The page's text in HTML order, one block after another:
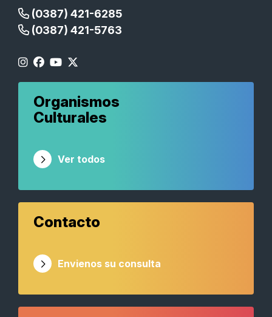
(0387) 421-6285
(0387) 421-5763
Organismos
Culturales
Ver todos
Contacto
Envienos su consulta